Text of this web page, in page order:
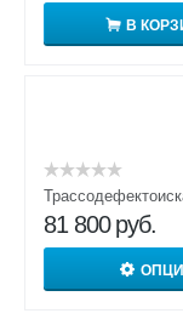
В
81 800 руб.